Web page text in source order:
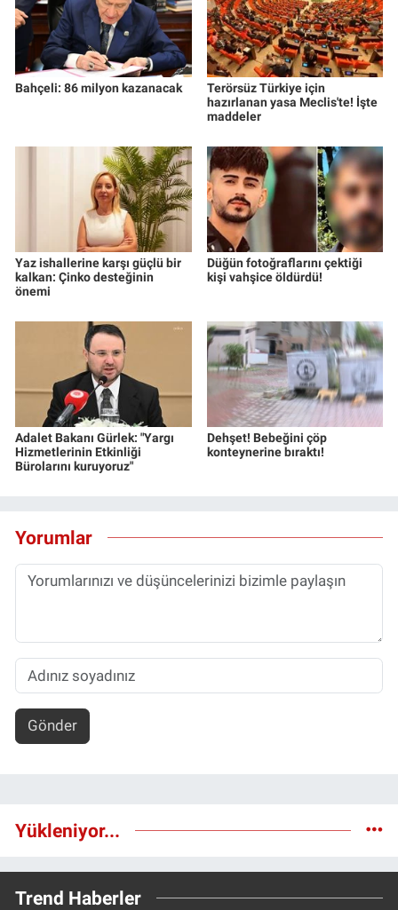
Bahçeli: 86 milyon kazanacak
Terörsüz Türkiye için
hazırlanan yasa Meclis'te! İşte
maddeler
Yaz ishallerine karşı güçlü bir
kalkan: Çinko desteğinin
önemi
Düğün fotoğraflarını çektiği
kişi vahşice öldürdü!
Adalet Bakanı Gürlek: "Yargı
Hizmetlerinin Etkinliği
Bürolarını kuruyoruz"
Dehşet! Bebeğini çöp
konteynerine bıraktı!
Yorumlar
Gönder
Yükleniyor...
Trend Haberler